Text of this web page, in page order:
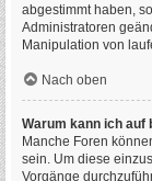
abgestimmt haben,
Administratoren
Manipulation von
Nach oben
Warum kann ich auf
Manche Foren
sein. Um diese
Vorgänge